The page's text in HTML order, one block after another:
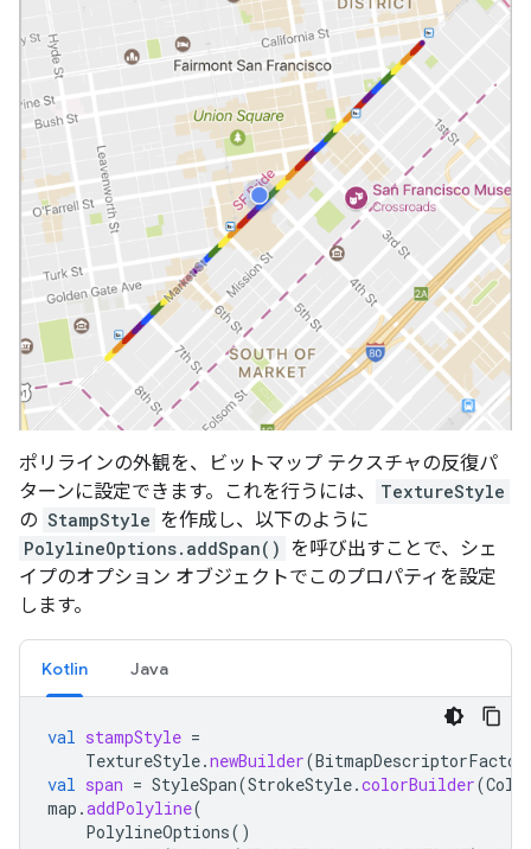
ポリラインの外観を、ビットマップ テクスチャの反復パ
ターンに設定できます。これを行うには、
TextureStyle
の StampStyle を作成し、以下のように
PolylineOptions.addSpan() を呼び出すことで、シェ
イプのオプション オブジェクトでこのプロパティを設定
します。
Kotlin Java
val stampStyle =
TextureStyle.newBuilder(
val span = StyleSpan(StrokeStyle.colorBuilder(
map .addPolyline(
PolylineOptions()